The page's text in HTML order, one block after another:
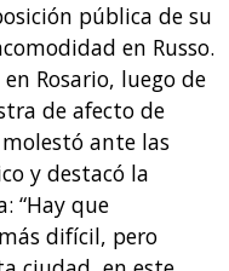
pública de su
en Russo.
Rosario, luego de
de afecto de
ante las
y destacó la
“Hay que
difícil, pero